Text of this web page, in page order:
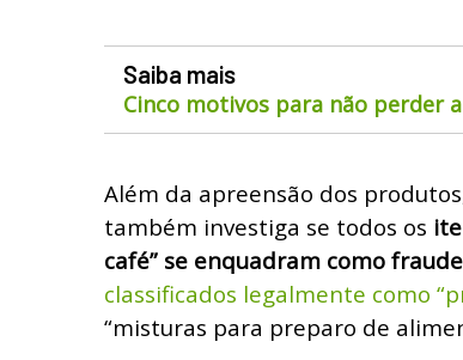
Saiba mais
Cinco motivos para não perder
Além da apreensão dos
também investiga se todos os
café” se enquadram como fraude
classificados legalmente como
“misturas para preparo de